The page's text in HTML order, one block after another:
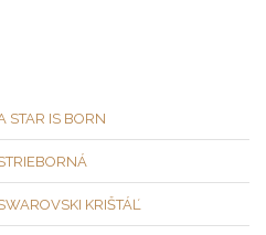
STAR IS BORN
KRIŠTÁĽ